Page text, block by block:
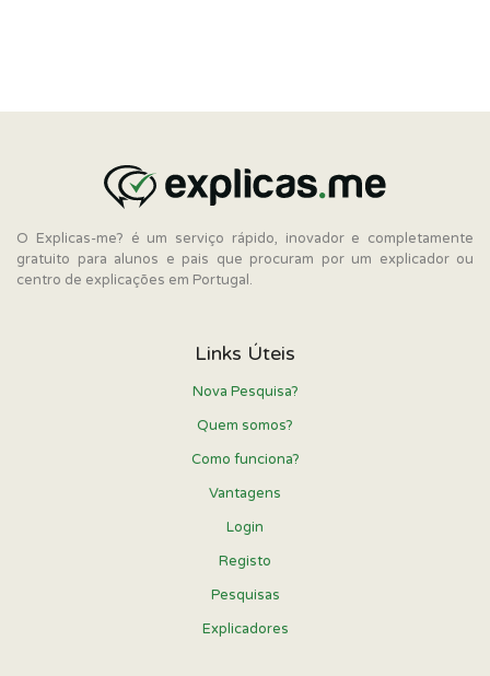
O Explicas-me? é um serviço rápido, inovador e completamente
gratuito para alunos e pais que procuram por um explicador ou
centro de explicações em Portugal.
Links Úteis
Nova Pesquisa?
Quem somos?
Como funciona?
Vantagens
Login
Registo
Pesquisas
Explicadores